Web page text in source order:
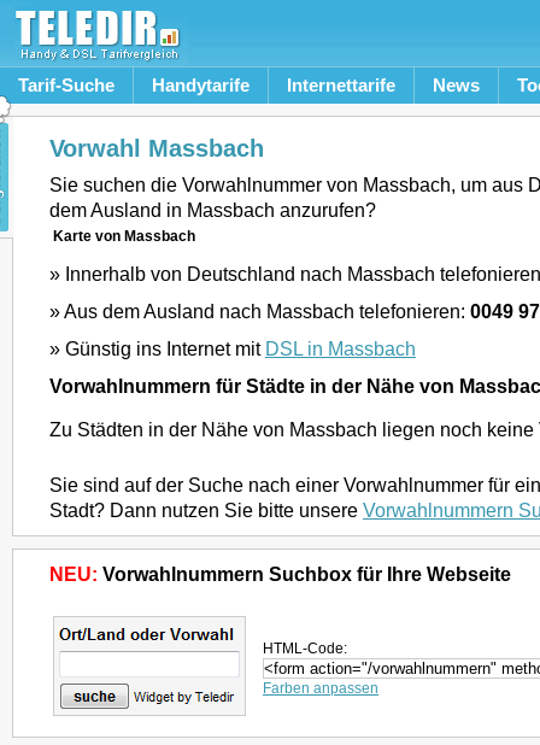
Tarif-Suche Handytarife Internettarife News
Vorwahl Massbach
Sie suchen die Vorwahlnummer von Massbach, um aus
dem Ausland in Massbach anzurufen?
Karte von Massbach
» Innerhalb von Deutschland nach Massbach
» Aus dem Ausland nach Massbach telefonieren: 0049
» Günstig ins Internet mit DSL in Massbach
Vorwahlnummern für Städte in der Nähe von
Zu Städten in der Nähe von Massbach liegen noch keine
Sie sind auf der Suche nach einer Vorwahlnummer für
Stadt? Dann nutzen Sie bitte unsere Vorwahlnummern
NEU: Vorwahlnummern Suchbox für Ihre Webseite
HTML-Code:
Farben anpassen